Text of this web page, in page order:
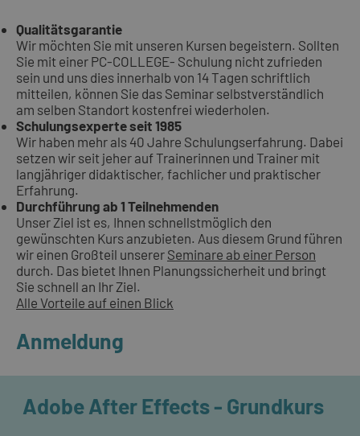
Qualitätsgarantie
Wir möchten Sie mit unseren Kursen begeistern. Sollten
Sie mit einer PC-COLLEGE- Schulung nicht zufrieden
sein und uns dies innerhalb von 14 Tagen schriftlich
mitteilen, können Sie das Seminar selbstverständlich
am selben Standort kostenfrei wiederholen.
Schulungsexperte seit 1985
Wir haben mehr als 40 Jahre Schulungserfahrung. Dabei
setzen wir seit jeher auf Trainerinnen und Trainer mit
langjähriger didaktischer, fachlicher und praktischer
Erfahrung.
Durchführung ab 1 Teilnehmenden
Unser Ziel ist es, Ihnen schnellstmöglich den
gewünschten Kurs anzubieten. Aus diesem Grund führen
wir einen Großteil unserer Seminare ab einer Person
durch. Das bietet Ihnen Planungssicherheit und bringt
Sie schnell an Ihr Ziel.
Alle Vorteile auf einen Blick
Anmeldung
Adobe After Effects - Grundkurs